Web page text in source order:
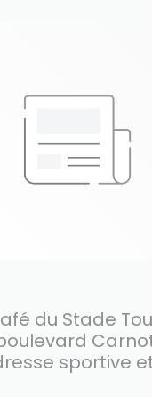
du Stade
sportive